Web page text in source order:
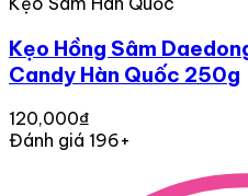
Kẹo Hồng Sâm
Candy Hàn Quốc 250g
120,000₫
Đánh giá 196+